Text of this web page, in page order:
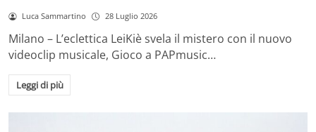
Luca Sammartino 28 Luglio 2026
Milano – L’eclettica LeiKiè svela il mistero con il nuovo
videoclip musicale, Gioco a PAPmusic…
Leggi di più